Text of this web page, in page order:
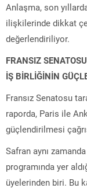
Anlaşma, son
ilişkilerinde dikkat
değerlendiriliyor.
FRANSIZ
İŞ BİRLİĞİNİN
Fransız Senatosu
raporda, Paris ile
güçlendirilmesi
Safran aynı
programında yer
üyelerinden biri. Bu